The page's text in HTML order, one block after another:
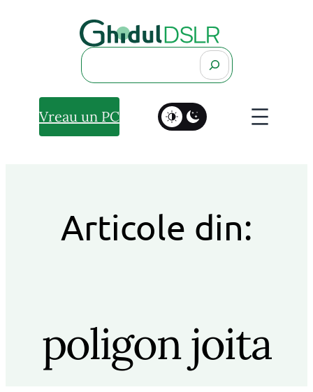
Search
Vreau un PC
Articole din:
poligon joita